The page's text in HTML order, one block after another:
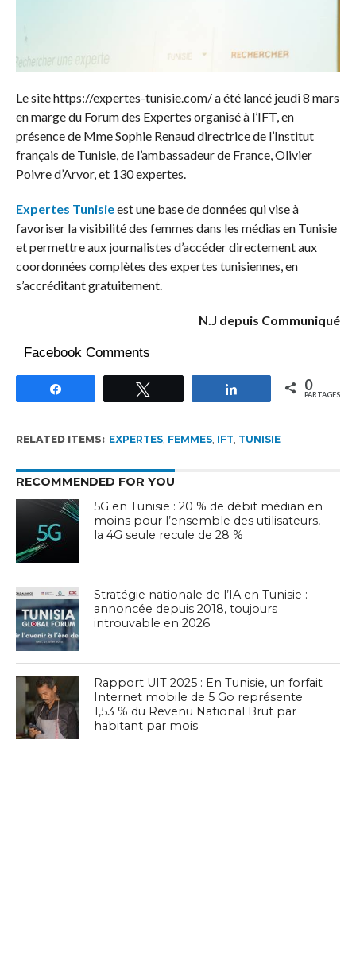
Le site https://expertes-tunisie.com/ a été lancé jeudi 8 mars
en marge du Forum des Expertes organisé à l’IFT, en
présence de Mme Sophie Renaud directrice de l’Institut
français de Tunisie, de l’ambassadeur de France, Olivier
Poivre d’Arvor, et 130 expertes.
Expertes Tunisieest une base de données qui vise à
favoriser la visibilité des femmes dans les médias en Tunisie
et permettre aux journalistes d’accéder directement aux
coordonnées complètes des expertes tunisiennes, en
s’accréditant gratuitement.
N.J depuis Communiqué
Facebook Comments
Partagez 0
PARTAGES
RELATED ITEMS: EXPERTES, FEMMES, IFT TUNISIE
RECOMMENDED FOR YOU
5G en Tunisie : 20 % de débit médian en
moins pour l’ensemble des utilisateurs,
la 4G seule recule de 28 %
Stratégie nationale de l’IA en Tunisie :
annoncée depuis 2018, toujours
introuvable en 2026
Rapport UIT 2025 : En Tunisie, un forfait
Internet mobile de 5 Go représente
1,53 % du Revenu National Brut par
habitant par mois